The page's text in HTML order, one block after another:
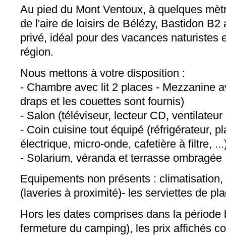
Au pied du Mont Ventoux, à quelques
de l'aire de loisirs de Bélézy, Bastidon B2
privé, idéal pour des vacances naturistes
région.
Nous mettons à votre disposition :
- Chambre avec lit 2 places - Mezzanine
draps et les couettes sont fournis)
- Salon (téléviseur, lecteur CD, ventilateur
- Coin cuisine tout équipé (réfrigérateur,
électrique, micro-onde, cafetière à filtre,
- Solarium, véranda et terrasse ombragée
Equipements non présents :
(laveries à proximité)- les serviettes de
Hors les dates comprises dans la période
fermeture du camping), les prix affichés